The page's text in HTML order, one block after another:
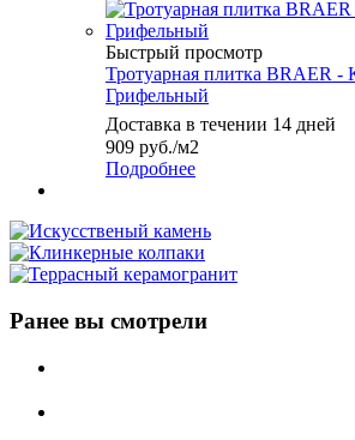
Быстрый просмотр
Тротуарная плитка
Грифельный
Доставка в течении 14 дней
909 руб./м2
Подробнее
Ранее вы смотрели